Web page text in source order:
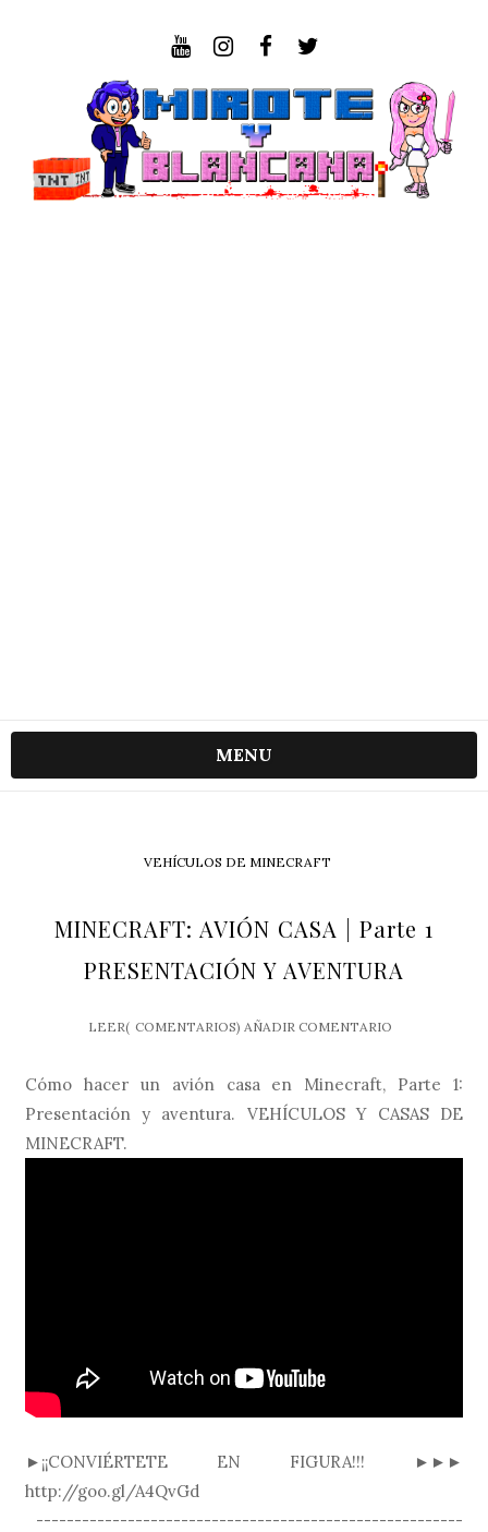
MENU
VEHÍCULOS DE MINECRAFT
MINECRAFT: AVIÓN CASA | Parte 1
PRESENTACIÓN Y AVENTURA
LEER( COMENTARIOS) AÑADIR COMENTARIO
Cómo hacer un avión casa en Minecraft, Parte 1:
Presentación y aventura. VEHÍCULOS Y CASAS DE
MINECRAFT.
►¡¡CONVIÉRTETE EN FIGURA!!! ►►►
http://goo.gl/A4QvGd
--------------------------------------------------------